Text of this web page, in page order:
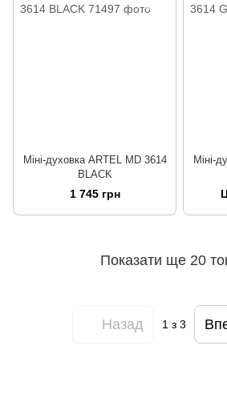
Міні-духовка ARTEL MD 3614
BLACK
1 745 грн
Міні-
Показати ще 20
Назад 1з 3